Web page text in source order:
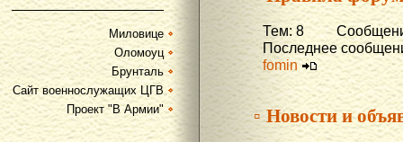
Миловице
Оломоуц
Брунталь
Сайт военнослужащих ЦГВ
Проект "В Армии"
Тем: 8
Последнее
fomin
▫ Новости и